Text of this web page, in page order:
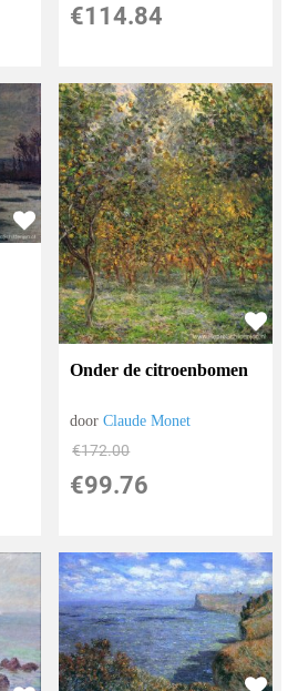
€114.84
Onder de citroenbomen
doorClaude Monet
€172.00
€99.76